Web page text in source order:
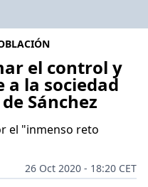
el control y
a la sociedad
Sánchez
el "inmenso reto
26 Oct 2020 - 18:20 CET